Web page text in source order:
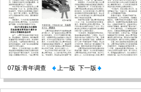
07版:青年调查 上一版 下一版